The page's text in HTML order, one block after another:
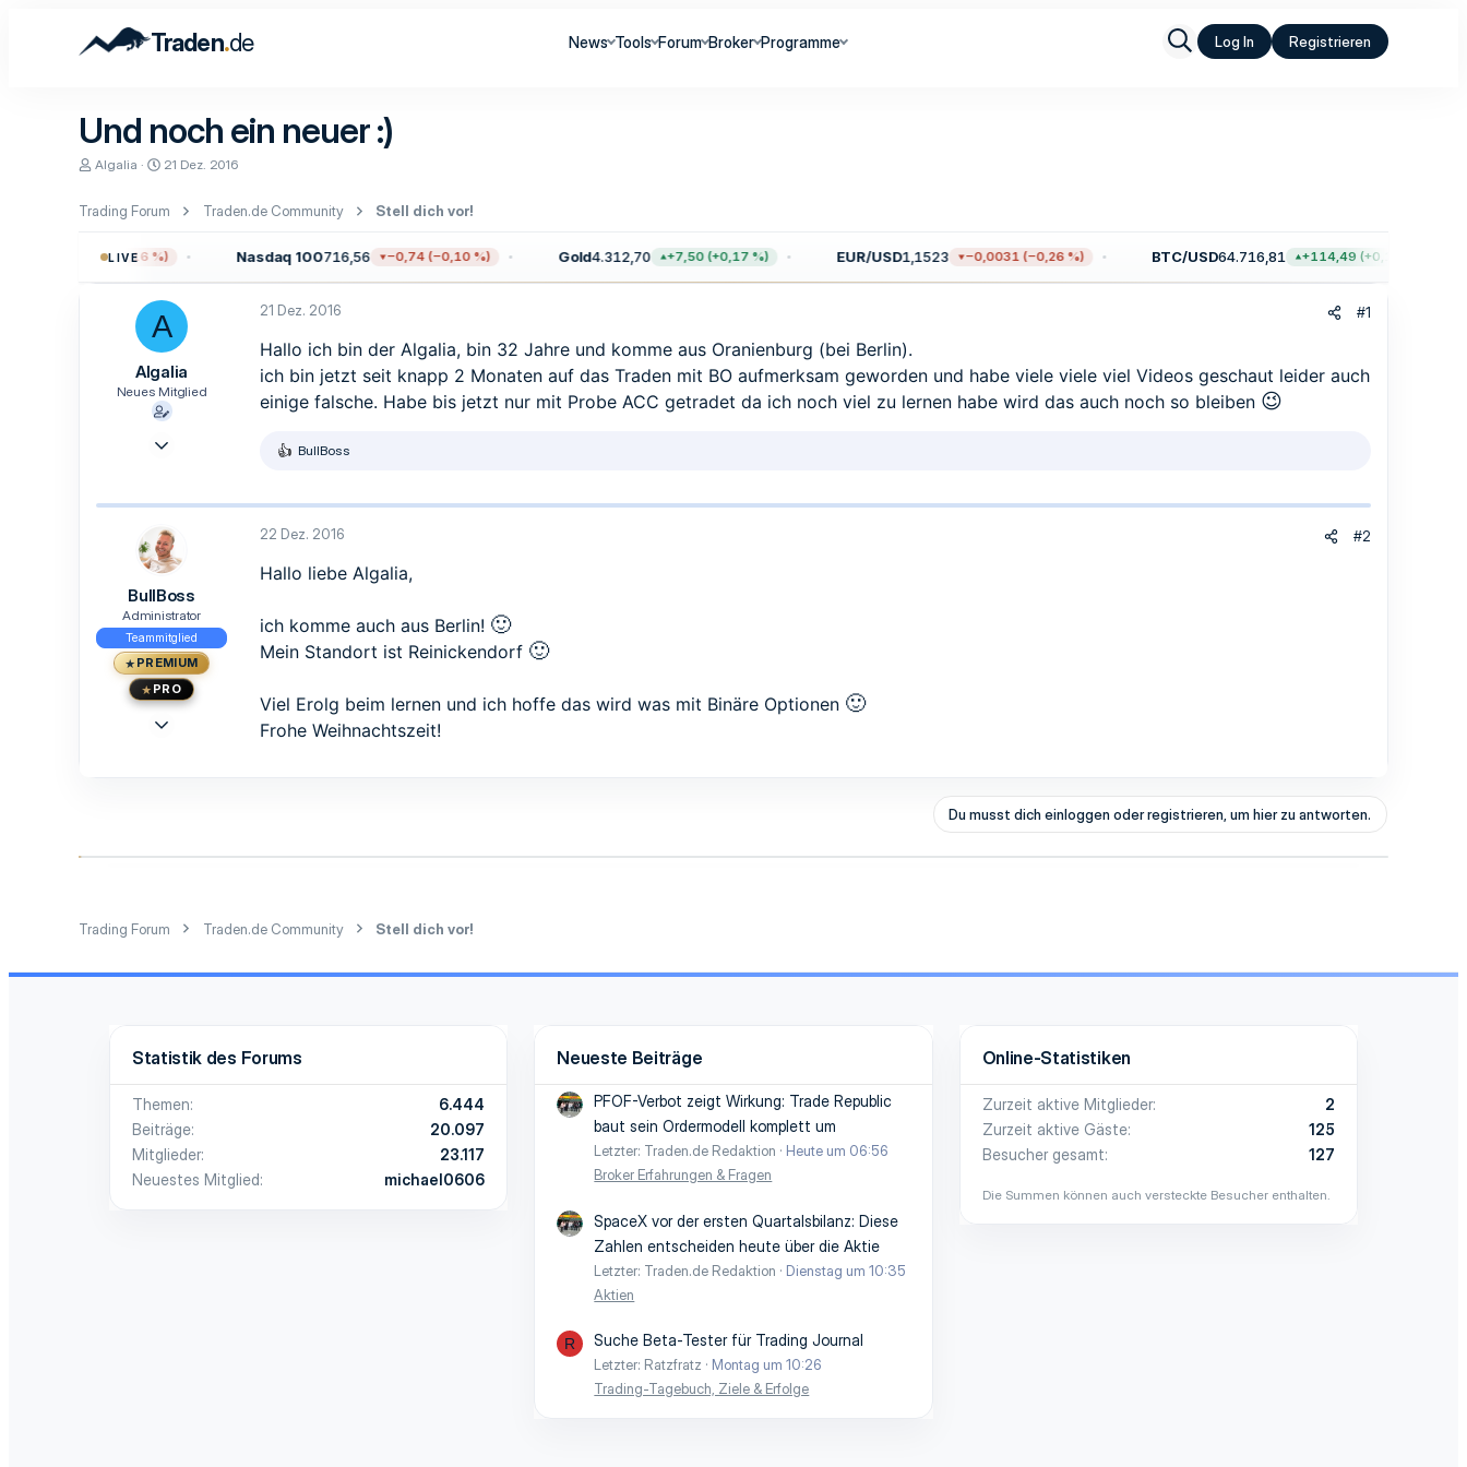
Traden.de News Tools Forum Broker Programme Log In Registrieren
Und noch ein neuer :)
E
t
e
Algalia
E
t
l
t
a
m
21 Dez. 2016
Trading Forum Traden.de Community Stell dich vor!
LIVE
−12,24 (−0,16 %) Nasdaq 100716,56 −0,74 (−0,10 %) Gold4.312,70 +7,50 (+0,17 %) EUR/USD1,1523 −0,0031 (−0,26 %) BTC/USD64.716,81 +114,49 (+0,18 %)
A
Algalia
Neues Mitglied
21 Dez. 2016 #1
Hallo ich bin der Algalia, bin 32 Jahre und komme aus Oranienburg (bei Berlin).
ich bin jetzt seit knapp 2 Monaten auf das Traden mit BO aufmerksam geworden und habe viele viele viel Videos geschaut leider auch
einige falsche. Habe bis jetzt nur mit Probe ACC getradet da ich noch viel zu lernen habe wird das auch noch so bleiben 😉
R
k
t
i
n
:
BullBoss
BullBoss
Administrator
Teammitglied
PREMIUM
PRO
22 Dez. 2016 #2
Hallo liebe Algalia,
ich komme auch aus Berlin! 🙂
Mein Standort ist Reinickendorf 🙂
Viel Erolg beim lernen und ich hoffe das wird was mit Binäre Optionen 🙂
Frohe Weihnachtszeit!
Du musst dich einloggen oder registrieren, um hier zu antworten.
Trading Forum Traden.de Community Stell dich vor!
Statistik des Forums
Themen
6.444
Beiträge
20.097
Mitglieder
23.117
Neuestes Mitglied
michael0606
Neueste Beiträge
PFOF-Verbot zeigt Wirkung: Trade Republic
baut sein Ordermodell komplett um
Letzter: Traden.de Redaktion
Heute um 06:56
Broker Erfahrungen & Fragen
SpaceX vor der ersten Quartalsbilanz: Diese
Zahlen entscheiden heute über die Aktie
Letzter: Traden.de Redaktion
Dienstag um 10:35
Aktien
R Suche Beta-Tester für Trading Journal
Letzter: Ratzfratz
Montag um 10:26
Trading-Tagebuch, Ziele & Erfolge
Online-Statistiken
Zurzeit aktive Mitglieder
2
Zurzeit aktive Gäste
125
Besucher gesamt
127
Die Summen können auch versteckte Besucher enthalten.